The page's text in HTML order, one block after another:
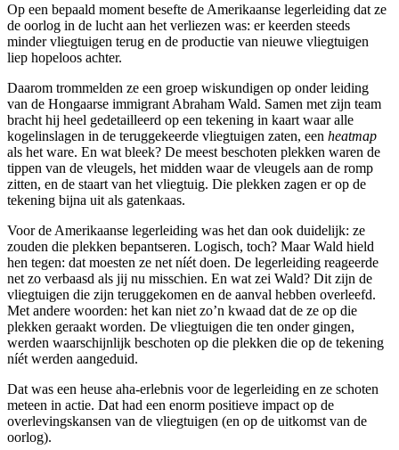
Op een bepaald moment besefte de Amerikaanse legerleiding dat ze
de oorlog in de lucht aan het verliezen was: er keerden steeds
minder vliegtuigen terug en de productie van nieuwe vliegtuigen
liep hopeloos achter.
Daarom trommelden ze een groep wiskundigen op onder leiding
van de Hongaarse immigrant Abraham Wald. Samen met zijn team
bracht hij heel gedetailleerd op een tekening in kaart waar alle
kogelinslagen in de teruggekeerde vliegtuigen zaten, een heatmap
als het ware. En wat bleek? De meest beschoten plekken waren de
tippen van de vleugels, het midden waar de vleugels aan de romp
zitten, en de staart van het vliegtuig. Die plekken zagen er op de
tekening bijna uit als gatenkaas.
Voor de Amerikaanse legerleiding was het dan ook duidelijk: ze
zouden die plekken bepantseren. Logisch, toch? Maar Wald hield
hen tegen: dat moesten ze net níét doen. De legerleiding reageerde
net zo verbaasd als jij nu misschien. En wat zei Wald? Dit zijn de
vliegtuigen die zijn teruggekomen en de aanval hebben overleefd.
Met andere woorden: het kan niet zo’n kwaad dat de ze op die
plekken geraakt worden. De vliegtuigen die ten onder gingen,
werden waarschijnlijk beschoten op die plekken die op de tekening
níét werden aangeduid.
Dat was een heuse aha-erlebnis voor de legerleiding en ze schoten
meteen in actie. Dat had een enorm positieve impact op de
overlevingskansen van de vliegtuigen (en op de uitkomst van de
oorlog).